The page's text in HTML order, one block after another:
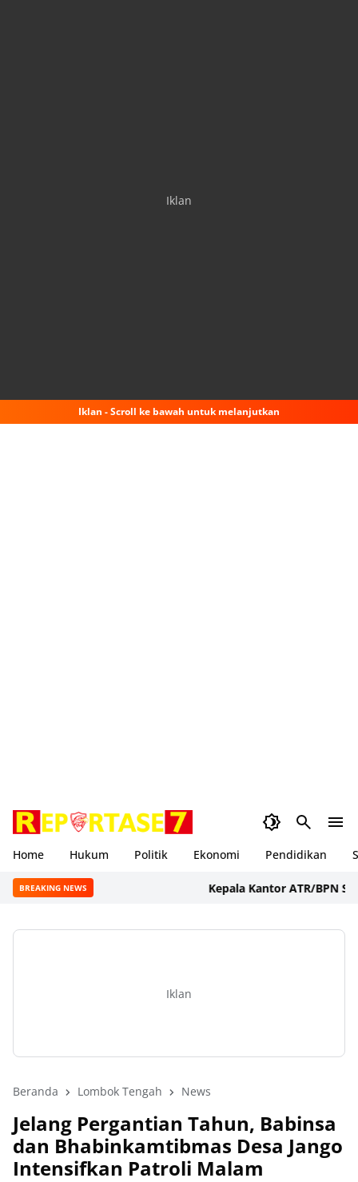
Iklan
Iklan - Scroll ke bawah untuk melanjutkan
Home Hukum Politik Ekonomi Pendidikan
BREAKING NEWS Kepala Kantor ATR/BPN
Iklan
Beranda Lombok Tengah News
Jelang Pergantian Tahun, Babinsa
dan Bhabinkamtibmas Desa Jango
Intensifkan Patroli Malam